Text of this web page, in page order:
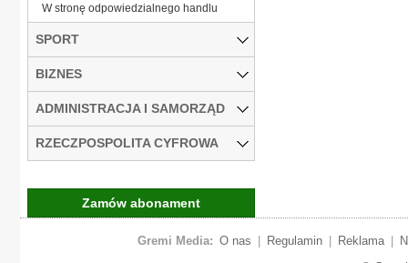
W stronę odpowiedzialnego handlu
SPORT
BIZNES
ADMINISTRACJA I SAMORZĄD
RZECZPOSPOLITA CYFROWA
Zamów abonament
Gremi Media: O nas Regulamin Reklama